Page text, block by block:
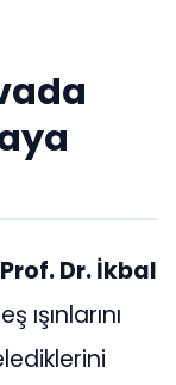
Prof. Dr. İkbal
ışınlarını